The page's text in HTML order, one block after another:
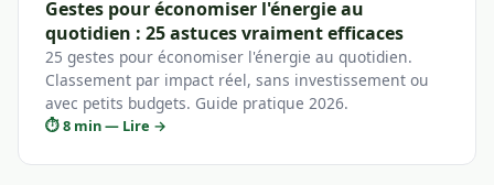
Gestes pour économiser l'énergie au
quotidien : 25 astuces vraiment efficaces
25 gestes pour économiser l'énergie au quotidien.
Classement par impact réel, sans investissement ou
avec petits budgets. Guide pratique 2026.
⏱ 8 min — Lire →